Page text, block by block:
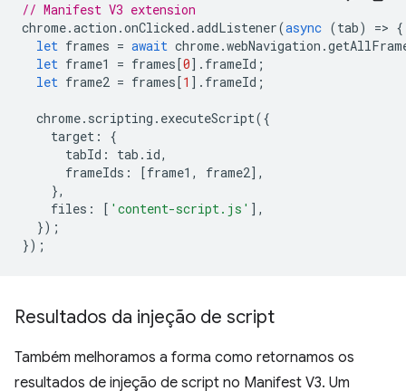
// Manifest V3 extension
chrome.action .onClicked .addListener(async (tab) => {
let frames = await chrome.webNavigation .
let frame1 = frames[0]. frameId ;
let frame2 = frames[1 ]. frameId ;
chrome. scripting . executeScript({
target :
{
tabId : tab . id,
frameIds : [frame1 , frame2],
},
files : [ 'content-script.js' ],
});
});
Resultados da injeção de script
Também melhoramos a forma como retornamos os
resultados de injeção de script no Manifest V3. Um